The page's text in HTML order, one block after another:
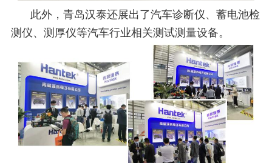
此外，青岛汉泰还展出了汽车诊断仪、蓄电池检
测仪、测厚仪等汽车行业相关测试测量设备。